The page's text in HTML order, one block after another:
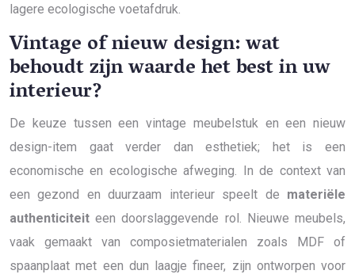
lagere ecologische voetafdruk.
Vintage of nieuw design: wat
behoudt zijn waarde het best in uw
interieur?
De keuze tussen een vintage meubelstuk en een nieuw
design-item gaat verder dan esthetiek; het is een
economische en ecologische afweging. In de context van
een gezond en duurzaam interieur speelt de materiële
authenticiteit een doorslaggevende rol. Nieuwe meubels,
vaak gemaakt van composietmaterialen zoals MDF of
spaanplaat met een dun laagje fineer, zijn ontworpen voor